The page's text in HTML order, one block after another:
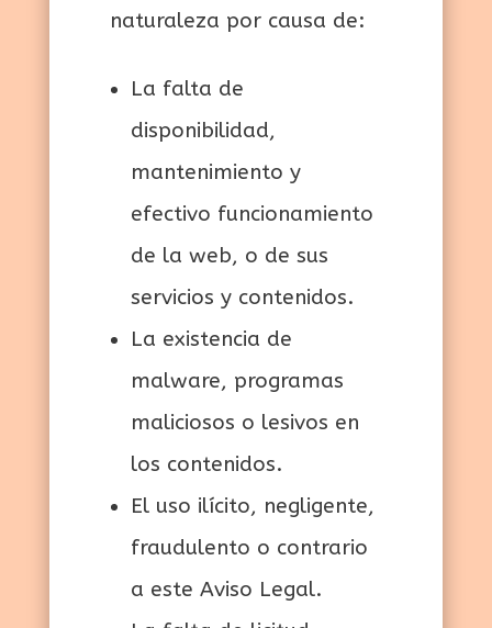
naturaleza por causa de:
La falta de
disponibilidad,
mantenimiento y
efectivo funcionamiento
de la web, o de sus
servicios y contenidos.
La existencia de
malware, programas
maliciosos o lesivos en
los contenidos.
El uso ilícito, negligente,
fraudulento o contrario
a este Aviso Legal.